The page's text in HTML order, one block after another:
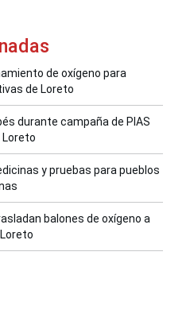
de oxígeno para
de Loreto
durante campaña de PIAS
Loreto
y pruebas para pueblos
balones de oxígeno a